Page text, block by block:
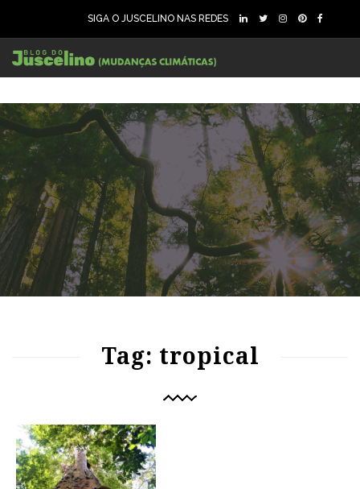
SIGA O JUSCELINO NAS REDES
Tag: tropical